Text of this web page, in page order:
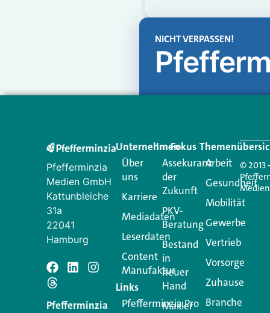
NICHT VERPASSEN!
Schreiben
Ihre E-Mail-Adresse wird
Pfefferminzia
Medien GmbH
Kattunbleiche
31a
22041
Hamburg
Pfefferminzia
Unternehmen
Über
uns
Karriere
Mediadaten
Leserdaten
Content
Manufaktur
Links
Pfefferminzia.Pro
Im Fokus
Assekuranz
der
Zukunft
PKV-
Beratung
Bestand
in
neuer
Hand
Makler
Arbeit
Gesundheit
Mobilität
Gewerbe
Vertrieb
Vorsorge
Zuhause
Branche
© 2013